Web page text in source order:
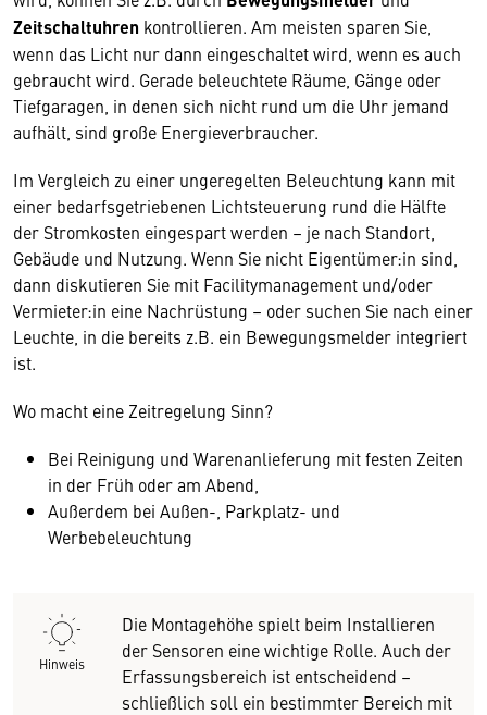
Zeitschaltuhren kontrollieren. Am meisten sparen Sie,
wenn das Licht nur dann eingeschaltet wird, wenn es auch
gebraucht wird. Gerade beleuchtete Räume, Gänge oder
Tiefgaragen, in denen sich nicht rund um die Uhr jemand
aufhält, sind große Energieverbraucher.
Im Vergleich zu einer ungeregelten Beleuchtung kann mit
einer bedarfsgetriebenen Lichtsteuerung rund die Hälfte
der Stromkosten eingespart werden – je nach Standort,
Gebäude und Nutzung. Wenn Sie nicht Eigentümer:in sind,
dann diskutieren Sie mit Facilitymanagement und/oder
Vermieter:in eine Nachrüstung – oder suchen Sie nach einer
Leuchte, in die bereits z.B. ein Bewegungsmelder integriert
ist.
Wo macht eine Zeitregelung Sinn?
Bei Reinigung und Warenanlieferung mit festen Zeiten
in der Früh oder am Abend,
Außerdem bei Außen-, Parkplatz- und
Werbebeleuchtung
Hinweis
Die Montagehöhe spielt beim Installieren
der Sensoren eine wichtige Rolle. Auch der
Erfassungsbereich ist entscheidend –
schließlich soll ein bestimmter Bereich mit